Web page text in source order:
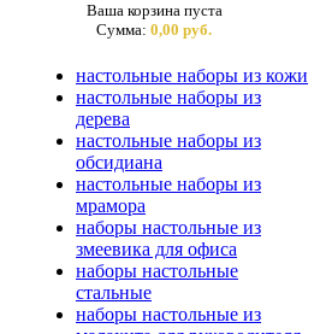
Ваша корзина пуста
Сумма: 0,00 руб.
настольные наборы из кожи
настольные наборы из
дерева
настольные наборы из
обсидиана
настольные наборы из
мрамора
наборы настольные из
змеевика для офиса
наборы настольные
стальные
наборы настольные из